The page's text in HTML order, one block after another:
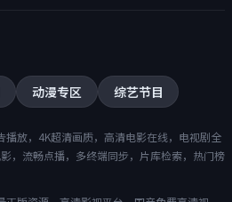
动漫专区 综艺节目
播放，4K超清画质，高清电影在线，电视剧全
，流畅点播，多终端同步，片库检索，热门榜